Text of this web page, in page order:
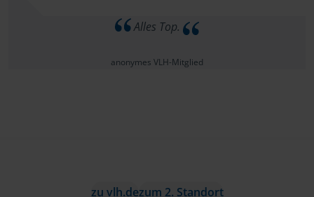
Alles Top.
anonymes VLH-Mitglied
zu vlh.dezum 2. Standort